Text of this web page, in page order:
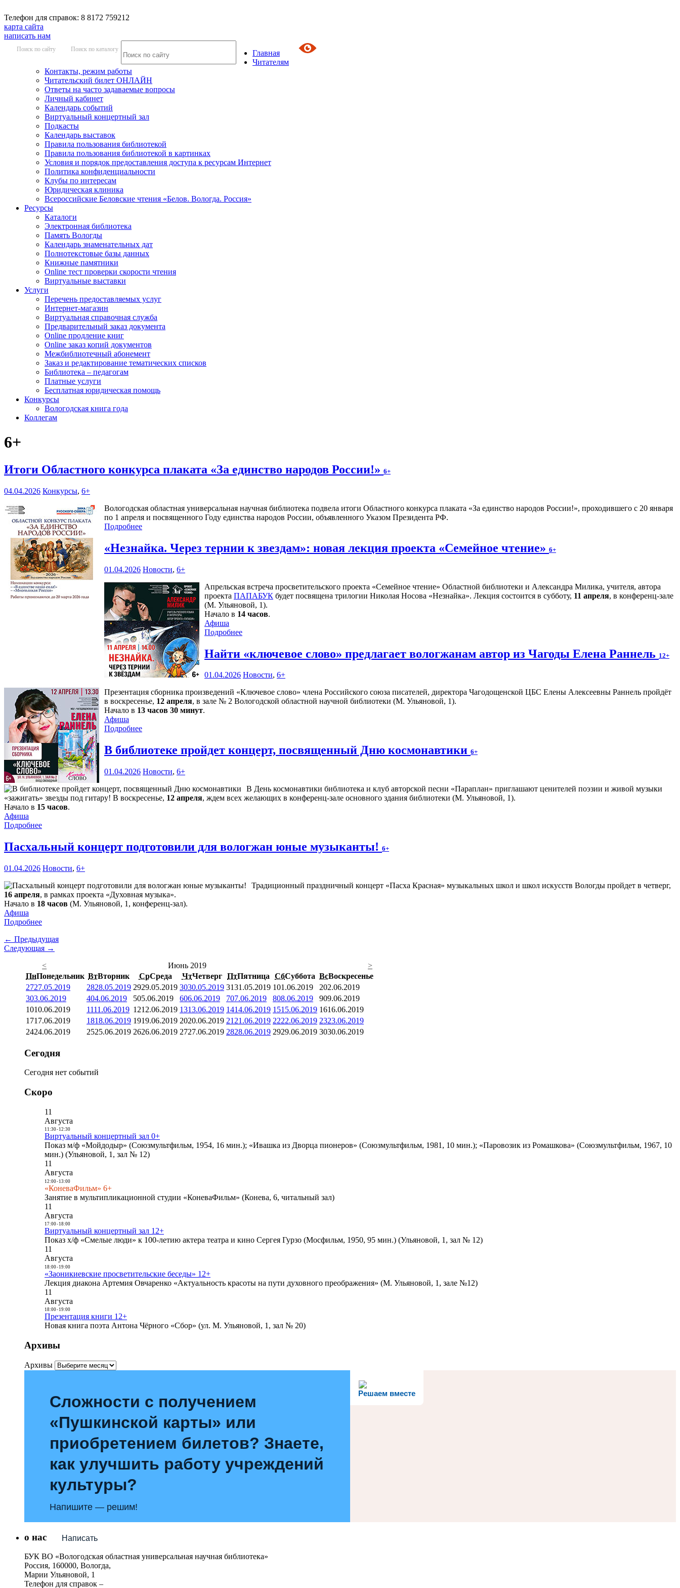
Телефон для справок: 8 8172 759212
карта сайта
написать нам
Поиск по сайту Поиск по каталогу
Главная
Читателям
Контакты, режим работы
Читательский билет ОНЛАЙН
Ответы на часто задаваемые вопросы
Личный кабинет
Календарь событий
Виртуальный концертный зал
Подкасты
Календарь выставок
Правила пользования библиотекой
Правила пользования библиотекой в картинках
Условия и порядок предоставления доступа к ресурсам Интернет
Политика конфиденциальности
Клубы по интересам
Юридическая клиника
Всероссийские Беловские чтения «Белов. Вологда. Россия»
Ресурсы
Каталоги
Электронная библиотека
Память Вологды
Календарь знаменательных дат
Полнотекстовые базы данных
Книжные памятники
Online тест проверки скорости чтения
Виртуальные выставки
Услуги
Перечень предоставляемых услуг
Интернет-магазин
Виртуальная справочная служба
Предварительный заказ документа
Online продление книг
Online заказ копий документов
Межбиблиотечный абонемент
Заказ и редактирование тематических списков
Библиотека – педагогам
Платные услуги
Бесплатная юридическая помощь
Конкурсы
Вологодская книга года
Коллегам
6+
Итоги Областного конкурса плаката «За единство народов России!» 6+
04.04.2026 Конкурсы, 6+
Вологодская областная универсальная научная библиотека подвела итоги Областного конкурса плаката «За единство народов России!», проходившего с 20 января
по 1 апреля и посвященного Году единства народов России, объявленного Указом Президента РФ.
Подробнее
«Незнайка. Через тернии к звездам»: новая лекция проекта «Семейное чтение» 6+
01.04.2026 Новости, 6+
Апрельская встреча просветительского проекта «Семейное чтение» Областной библиотеки и Александра Милика, учителя, автора
проекта ПАПАБУК будет посвящена трилогии Николая Носова «Незнайка». Лекция состоится в субботу, 11 апреля, в конференц-зале
(М. Ульяновой, 1).
Начало в 14 часов.
Афиша
Подробнее
Найти «ключевое слово» предлагает вологжанам автор из Чагоды Елена Раннель 12+
01.04.2026 Новости, 6+
Презентация сборника произведений «Ключевое слово» члена Российского союза писателей, директора Чагодощенской ЦБС Елены Алексеевны Раннель пройдёт
в воскресенье, 12 апреля, в зале № 2 Вологодской областной научной библиотеки (М. Ульяновой, 1).
Начало в 13 часов 30 минут.
Афиша
Подробнее
В библиотеке пройдет концерт, посвященный Дню космонавтики 6+
01.04.2026 Новости, 6+
В День космонавтики библиотека и клуб авторской песни «Параплан» приглашают ценителей поэзии и живой музыки
«зажигать» звезды под гитару! В воскресенье, 12 апреля, ждем всех желающих в конференц-зале основного здания библиотеки (М. Ульяновой, 1).
Начало в 15 часов.
Афиша
Подробнее
Пасхальный концерт подготовили для вологжан юные музыканты! 6+
01.04.2026 Новости, 6+
Традиционный праздничный концерт «Пасха Красная» музыкальных школ и школ искусств Вологды пройдет в четверг,
16 апреля, в рамках проекта «Духовная музыка».
Начало в 18 часов (М. Ульяновой, 1, конференц-зал).
Афиша
Подробнее
← Предыдущая
Следующая →
<
Июнь 2019
>
ПнПонедельник ВтВторник СрСреда ЧтЧетверг ПтПятница СбСуббота ВсВоскресенье
2727.05.2019 2828.05.2019 2929.05.2019 3030.05.2019 3131.05.2019 101.06.2019 202.06.2019
303.06.2019 404.06.2019 505.06.2019 606.06.2019 707.06.2019 808.06.2019 909.06.2019
1010.06.2019 1111.06.2019 1212.06.2019 1313.06.2019 1414.06.2019 1515.06.2019 1616.06.2019
1717.06.2019 1818.06.2019 1919.06.2019 2020.06.2019 21 21.06.2019 2222.06.2019 2323.06.2019
2424.06.2019 2525.06.2019 2626.06.2019 2727.06.2019 2828.06.2019 2929.06.2019 3030.06.2019
Сегодня
Сегодня нет событий
Скоро
11
Августа
11:30- 12:30
Виртуальный концертный зал 0+
Показ м/ф «Мойдодыр» (Союзмультфильм, 1954, 16 мин.); «Ивашка из Дворца пионеров» (Союзмультфильм, 1981, 10 мин.); «Паровозик из Ромашкова» (Союзмультфильм, 1967, 10
мин.) (Ульяновой, 1, зал № 12)
11
Августа
12:00- 13:00
«КоневаФильм» 6+
Занятие в мультипликационной студии «КоневаФильм» (Конева, 6, читальный зал)
11
Августа
17:00- 18:00
Виртуальный концертный зал 12+
Показ х/ф «Смелые люди» к 100-летию актера театра и кино Сергея Гурзо (Мосфильм, 1950, 95 мин.) (Ульяновой, 1, зал № 12)
11
Августа
18:00- 19:00
«Заоникиевские просветительские беседы» 12+
Лекция диакона Артемия Овчаренко «Актуальность красоты на пути духовного преображения» (М. Ульяновой, 1, зале №12)
11
Августа
18:00- 19:00
Презентация книги 12+
Новая книга поэта Антона Чёрного «Сбор» (ул. М. Ульяновой, 1, зал № 20)
Архивы
Архивы
Решаем вместе
Сложности с получением
«Пушкинской карты» или
приобретением билетов? Знаете,
как улучшить работу учреждений
культуры?
Напишите — решим!
Написать
о нас
БУК ВО «Вологодская областная универсальная научная библиотека»
Россия, 160000, Вологда,
Марии Ульяновой, 1
Телефон для справок –